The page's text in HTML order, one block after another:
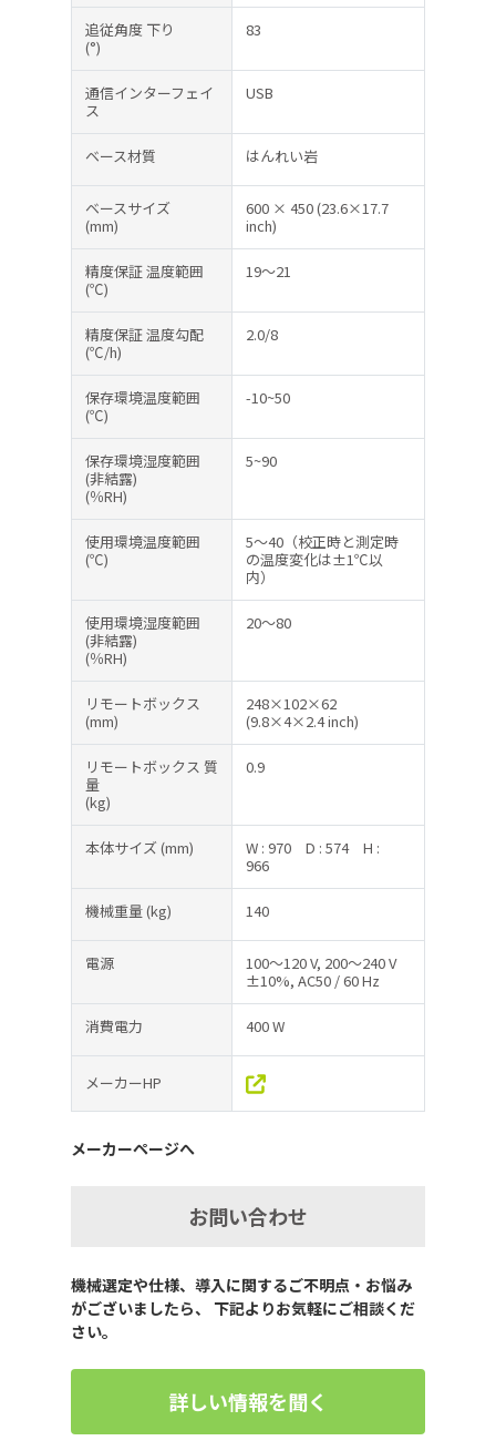
追従角度 下り
(°)
83
通信インターフェイ
ス
USB
ベース材質 はんれい岩
ベースサイズ
(mm)
600 × 450 (23.6×17.7
inch)
精度保証 温度範囲
(℃)
19～21
精度保証 温度勾配
(℃/h)
2.0/8
保存環境温度範囲
(℃)
-10~50
保存環境湿度範囲
(非結露)
(％RH)
5~90
使用環境温度範囲
(℃)
5～40（校正時と測定時
の温度変化は±1℃以
内）
使用環境湿度範囲
(非結露)
(％RH)
20～80
リモートボックス
(mm)
248×102×62
(9.8×4×2.4 inch)
リモートボックス 質
量
(kg)
0.9
本体サイズ(mm) W : 970 D : 574
H :
966
機械重量(kg) 140
電源
100～120 V, 200～240 V
±10%, AC50 / 60 Hz
消費電力 400 W
メーカーHP
メーカーページへ
お問い合わせ
機械選定や仕様、導入に関するご不明点・お悩み
がございましたら、 下記よりお気軽にご相談くだ
さい。
詳しい情報を聞く